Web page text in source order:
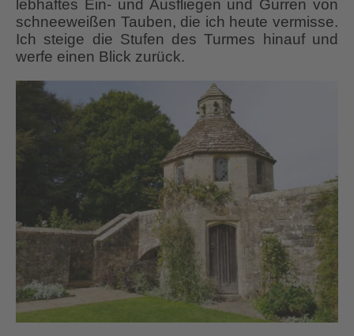
lebhaftes Ein- und Ausfliegen und Gurren von
schneeweißen Tauben, die ich heute vermisse.
Ich steige die Stufen des Turmes hinauf und
werfe einen Blick zurück.